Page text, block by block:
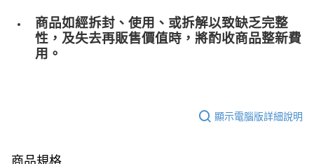
商品如經拆封、使用、或拆解以致缺乏完整
性，及失去再販售價值時，將酌收商品整﻿新費
用。
顯示電腦版詳細說明